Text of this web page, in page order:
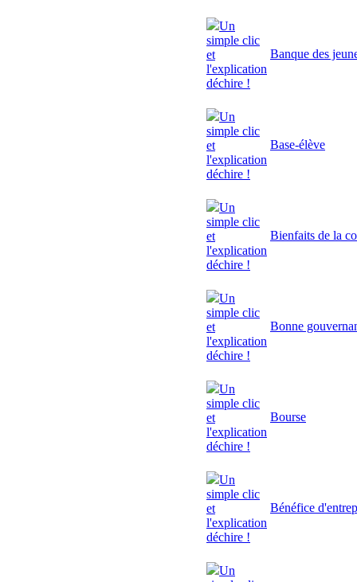
Un
simple clic
et
l'explication
déchire !
Banque des
Un
simple clic
et
l'explication
déchire !
Base-élève
Un
simple clic
et
l'explication
déchire !
Bienfaits de la
Un
simple clic
et
l'explication
déchire !
Bonne
Un
simple clic
et
l'explication
déchire !
Bourse
Un
simple clic
et
l'explication
déchire !
Bénéfice
Un